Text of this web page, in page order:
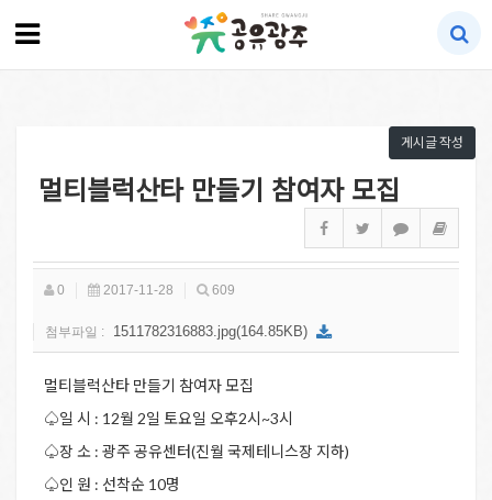
게시글 작성
멀티블럭산타 만들기 참여자 모집
0 2017-11-28 609
첨부파일 : 1511782316883.jpg(164.85KB)
멀티블럭산타 만들기 참여자 모집
♤일 시 : 12월 2일 토요일 오후2시~3시
♤장 소 : 광주 공유센터(진월 국제테니스장 지하)
♤인 원 : 선착순 10명